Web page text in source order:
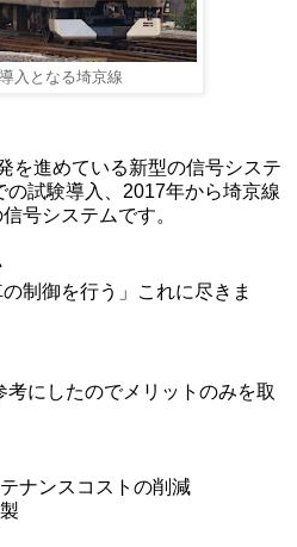
入となる埼京線
を進めている新型の信号システ
の試験導入、2017年から埼京線
号システムです。
制御を行う」これに尽きま
にしたのでメリットのみを取
ナンスコストの削減